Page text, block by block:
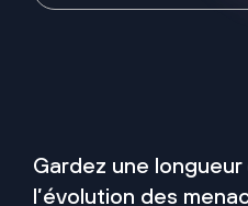
Gardez une longueur
l’évolution des